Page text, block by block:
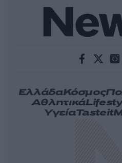
ΕλλάδαΚόσμος
Αθλητικά
ΥγείαTasteit